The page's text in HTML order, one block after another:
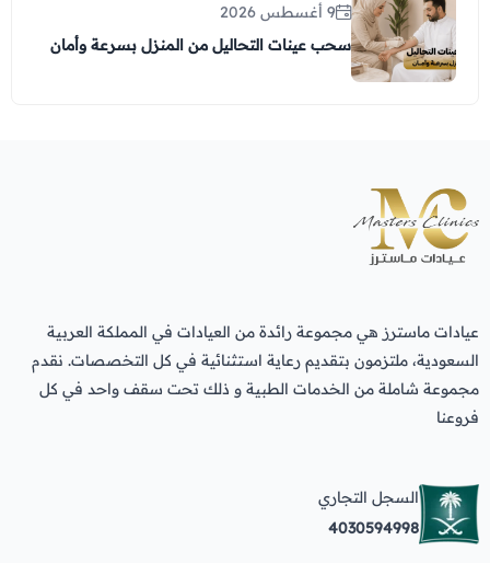
9 أغسطس 2026
سحب عينات التحاليل من المنزل بسرعة وأمان
عيادات ماسترز هي مجموعة رائدة من العيادات في المملكة العربية
السعودية، ملتزمون بتقديم رعاية استثنائية في كل التخصصات. نقدم
مجموعة شاملة من الخدمات الطبية و ذلك تحت سقف واحد في كل
فروعنا
السجل التجاري
4030594998